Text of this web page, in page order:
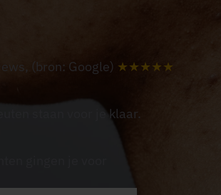
(bron: Google) ★★★★★
staan voor je klaar.